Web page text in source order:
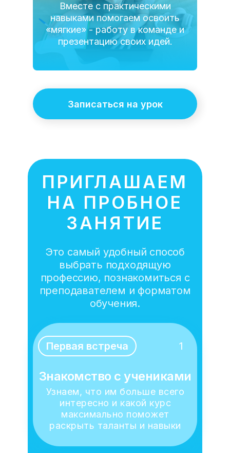
Вместе с практическими
навыками помогаем освоить
«мягкие» - работу в команде и
презентацию своих идей.
Записаться на урок
Это самый удобный способ
выбрать подходящую
профессию, познакомиться с
преподавателем и форматом
обучения.
ПРИГЛАШАЕМ
НА ПРОБНОЕ
ЗАНЯТИЕ
Узнаем, что им больше всего
интересно и какой курс
максимально поможет
раскрыть таланты и навыки
Первая встреча
Знакомство с учениками
1